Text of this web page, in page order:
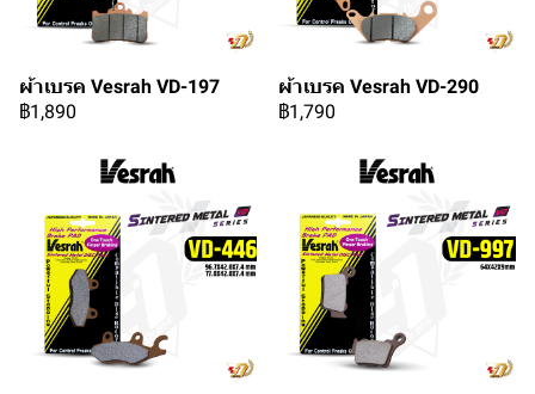
ผ้าเบรค Vesrah VD-197
฿1,890
ผ้าเบรค Vesrah VD-290
฿1,790